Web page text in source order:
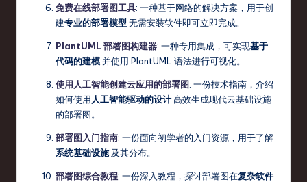
免费在线部署图工具: 一种基于网络的解决方案，用于创
建专业的部署模型无需安装软件即可立即完成。
PlantUML 部署图构建器: 一种专用集成，可实现基于
代码的建模并使用 PlantUML 语法进行可视化。
使用人工智能创建云应用的部署图: 一份技术指南，介绍
如何使用 人工智能驱动的设计高效生成现代云基础设施
的部署图。
部署图入门指南: 一份面向初学者的入门资源，用于了解
系统基础设施及其分布。
部署图综合教程: 一份深入教程，探讨部署图在复杂软件